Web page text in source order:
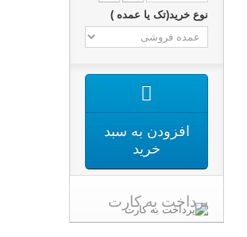
نوع خرید(تک یا عمده )
افزودن به سبد
خرید
پرداخت به کارت